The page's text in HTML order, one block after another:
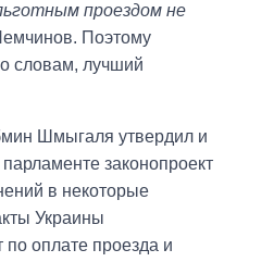
проездом не
Поэтому
словам, лучший
Шмыгаля утвердил и
законопроект
в некоторые
Украины
по оплате проезда и